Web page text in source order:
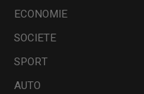
ECONOMIE
SOCIETE
SPORT
AUTO